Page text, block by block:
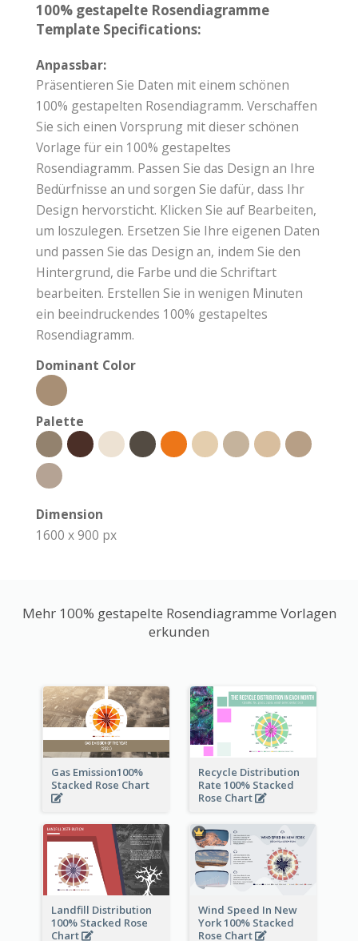
100% gestapelte Rosendiagramme
Template Specifications:
Anpassbar:
Präsentieren Sie Daten mit einem schönen
100% gestapelten Rosendiagramm. Verschaffen
Sie sich einen Vorsprung mit dieser schönen
Vorlage für ein 100% gestapeltes
Rosendiagramm. Passen Sie das Design an Ihre
Bedürfnisse an und sorgen Sie dafür, dass Ihr
Design hervorsticht. Klicken Sie auf Bearbeiten,
um loszulegen. Ersetzen Sie Ihre eigenen Daten
und passen Sie das Design an, indem Sie den
Hintergrund, die Farbe und die Schriftart
bearbeiten. Erstellen Sie in wenigen Minuten
ein beeindruckendes 100% gestapeltes
Rosendiagramm.
Dominant Color
Palette
Dimension
1600 x 900 px
Mehr 100% gestapelte Rosendiagramme Vorlagen
erkunden
Gas Emission100%
Stacked Rose Chart
Recycle Distribution
Rate 100% Stacked
Rose Chart
Landfill Distribution
100% Stacked Rose
Chart
Wind Speed In New
York 100% Stacked
Rose Chart